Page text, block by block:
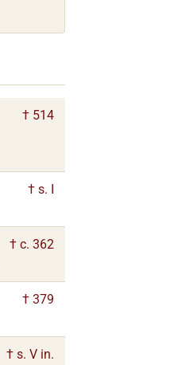
† 514
† s. I
† c. 362
† 379
† s. V in.